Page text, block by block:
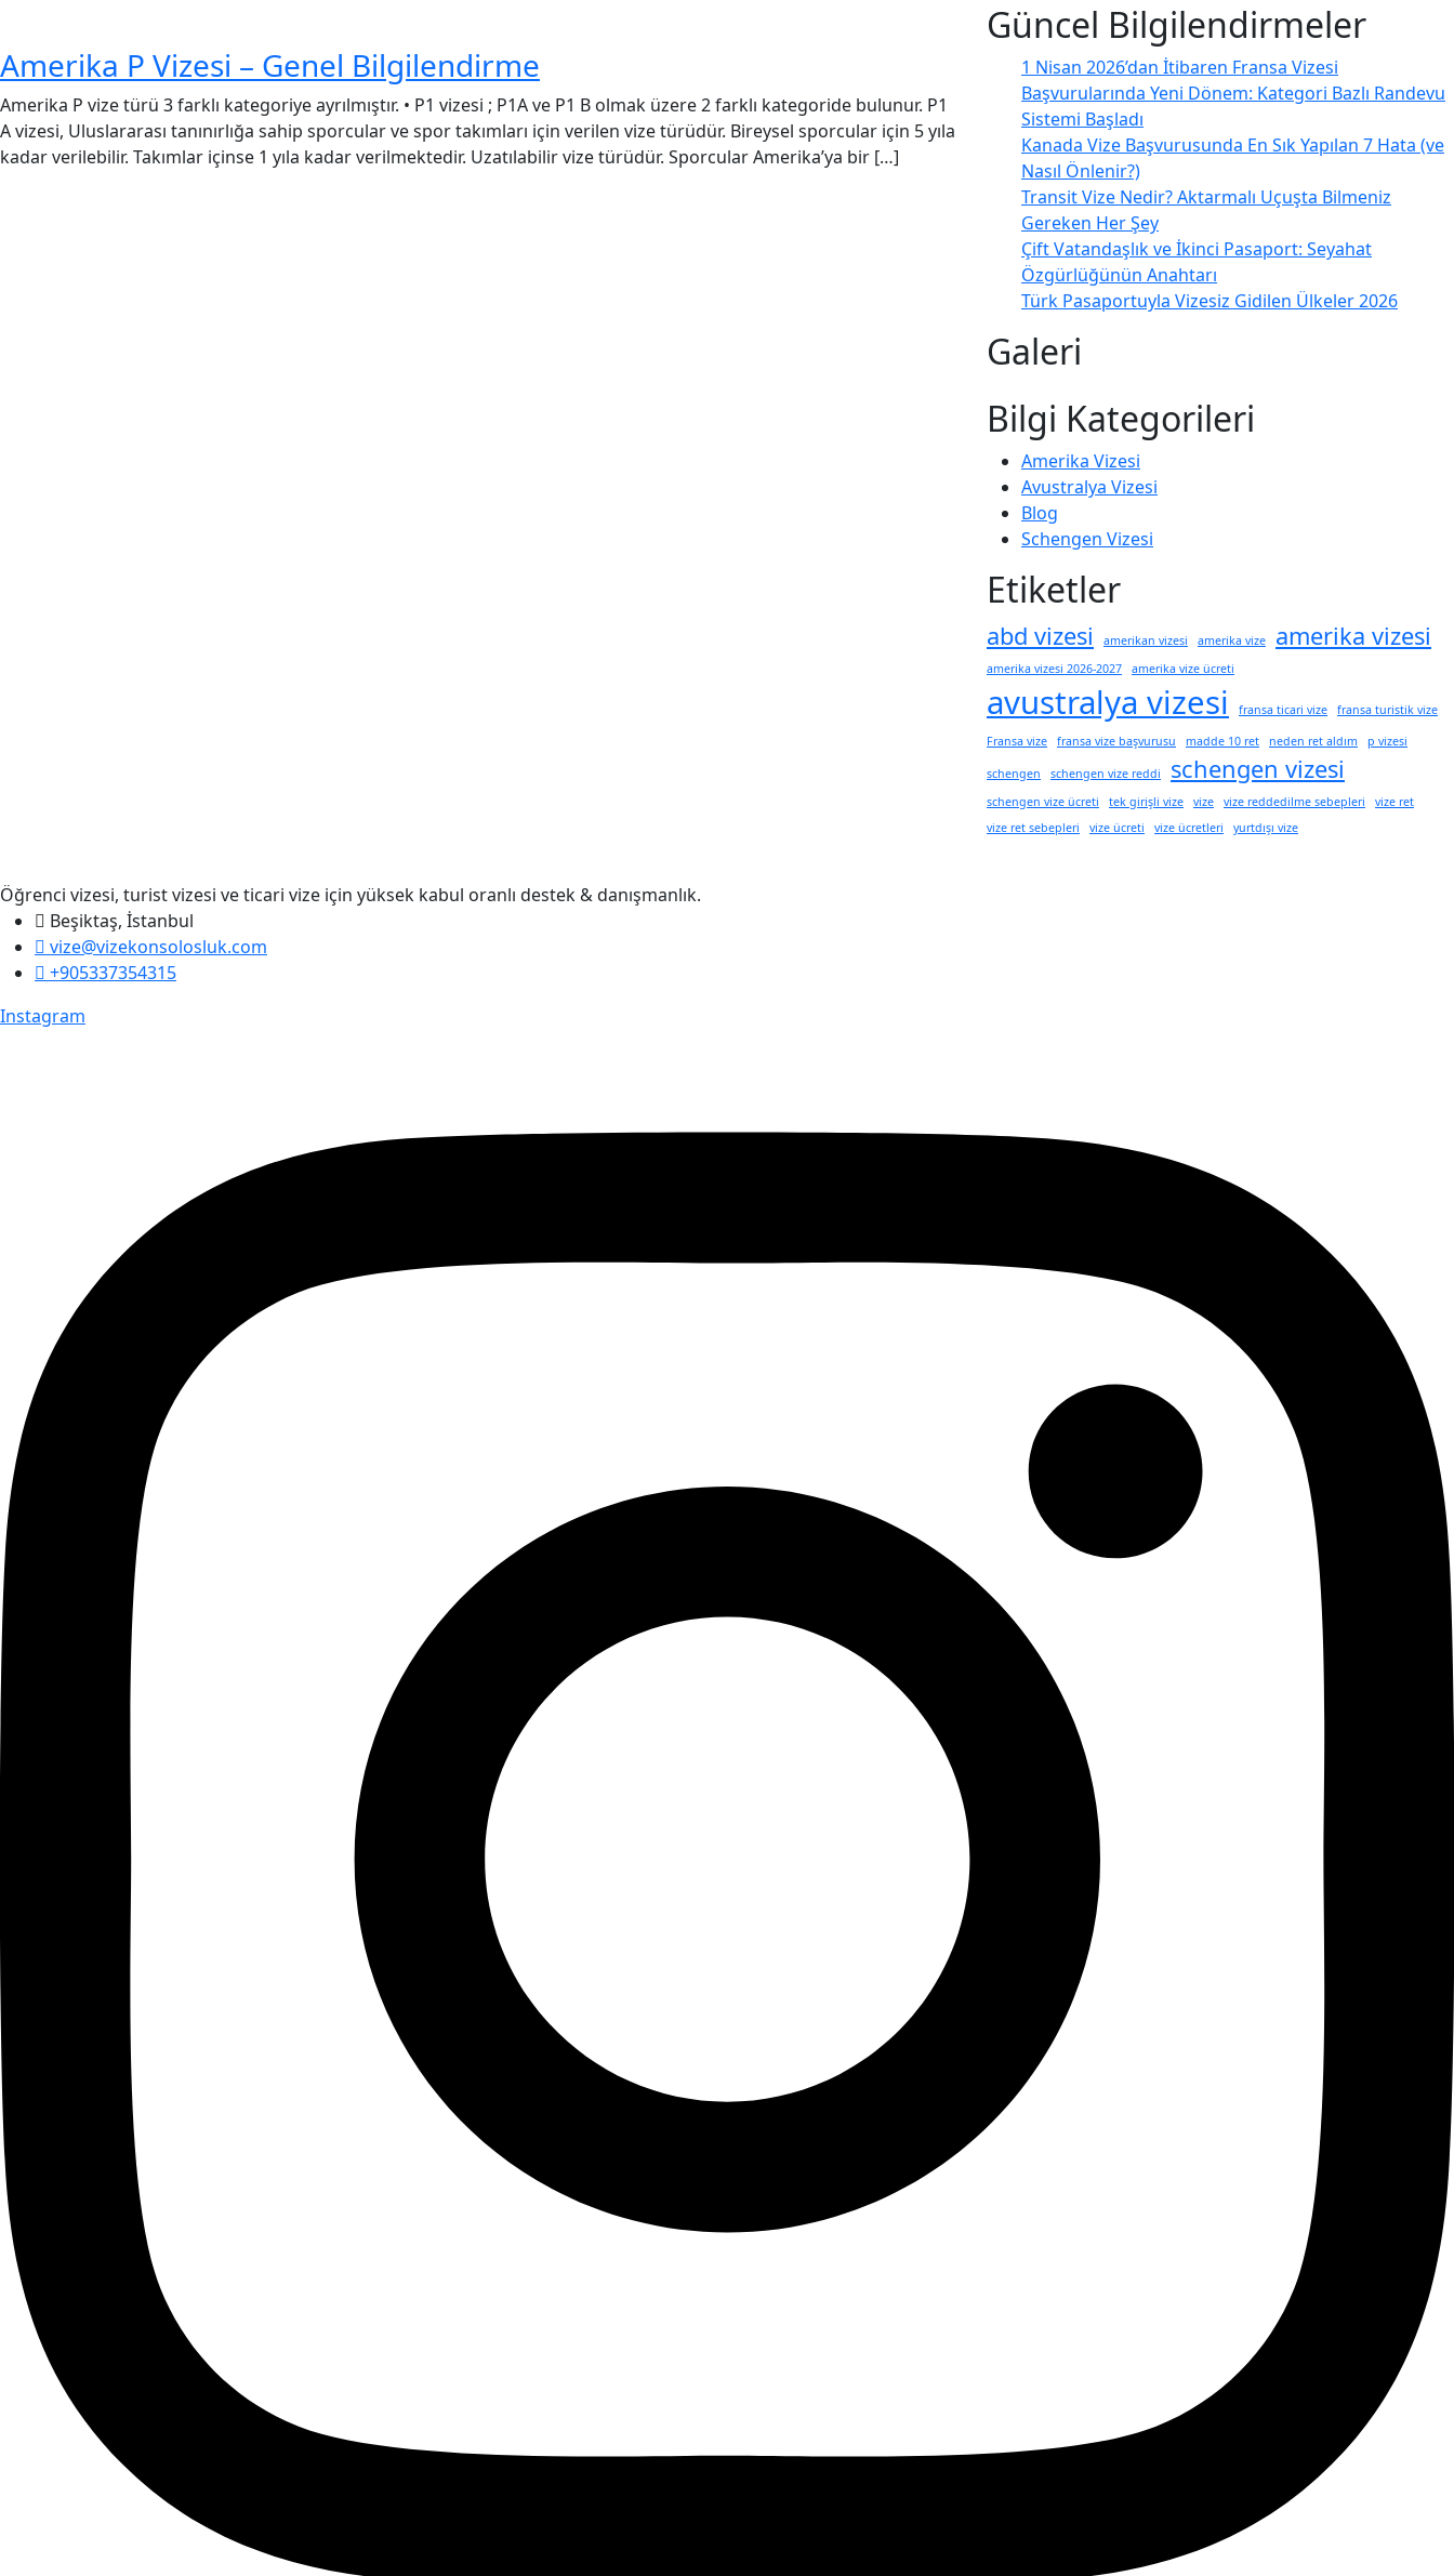
Amerika P Vizesi – Genel Bilgilendirme
Amerika P vize türü 3 farklı kategoriye ayrılmıştır. • P1 vizesi ; P1A ve P1 B olmak üzere 2 farklı kategoride bulunur. P1
A vizesi, Uluslararası tanınırlığa sahip sporcular ve spor takımları için verilen vize türüdür. Bireysel sporcular için 5 yıla
kadar verilebilir. Takımlar içinse 1 yıla kadar verilmektedir. Uzatılabilir vize türüdür. Sporcular Amerika’ya bir […]
Güncel Bilgilendirmeler
1 Nisan 2026’dan İtibaren Fransa Vizesi
Başvurularında Yeni Dönem: Kategori Bazlı Randevu
Sistemi Başladı
Kanada Vize Başvurusunda En Sık Yapılan 7 Hata (ve
Nasıl Önlenir?)
Transit Vize Nedir? Aktarmalı Uçuşta Bilmeniz
Gereken Her Şey
Çift Vatandaşlık ve İkinci Pasaport: Seyahat
Özgürlüğünün Anahtarı
Türk Pasaportuyla Vizesiz Gidilen Ülkeler 2026
Galeri
Bilgi Kategorileri
Amerika Vizesi
Avustralya Vizesi
Blog
Schengen Vizesi
Etiketler
abd vizesi amerikan vizesi amerika vize amerika vizesi
amerika vizesi 2026-2027 amerika vize ücreti
avustralya vizesi fransa ticari vize fransa turistik vize
Fransa vize fransa vize başvurusu madde 10 ret neden ret aldım p vizesi
schengen schengen vize reddi schengen vizesi
schengen vize ücreti tek girişli vize vize vize reddedilme sebepleri
vize ret
vize ret sebepleri
vize ücreti vize ücretleri yurtdışı vize
Öğrenci vizesi, turist vizesi ve ticari vize için yüksek kabul oranlı destek & danışmanlık.
Beşiktaş, İstanbul
vize@vizekonsolosluk.com
+905337354315
Instagram